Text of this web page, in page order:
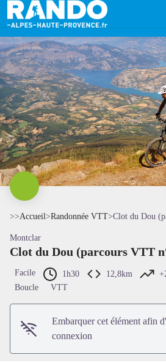
Clot du Dou (parcours VTT n°2)
VTT au dessus du lac de Serre
Voir
>>Accueil>Randonnée VTT>Clot du Dou
Montclar
Clot du Dou (parcours VTT
Facile 1h30 12,8km
Boucle
VTT
Embarquer cet élément afin
connexion